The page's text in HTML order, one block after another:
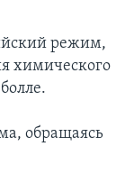
режим,
химического
обращаясь